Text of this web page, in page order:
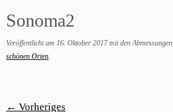
Sonoma2
Veröffentlicht am 16. Oktober 2017mit den Abmessungen
schönen Orten.
← Vorheriges